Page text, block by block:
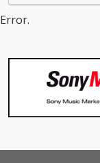
Error.